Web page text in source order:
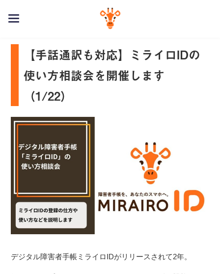
toggle
【手話通訳も対応】ミライロIDの
使い方相談会を開催します
（1/22）
デジタル障害者手帳ミライロIDがリリースされて2年。